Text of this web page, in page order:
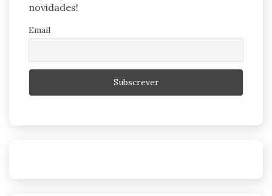
novidades!
Email